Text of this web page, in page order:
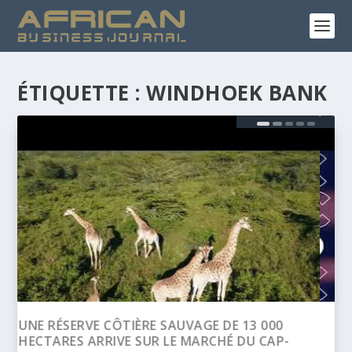
ÉTIQUETTE :WINDHOEK BANK
BANQUE AFRICAINE DE DÉVELOPPEMENT
(BAD) – ASSEMBLÉE ANNUELLES 2026 :